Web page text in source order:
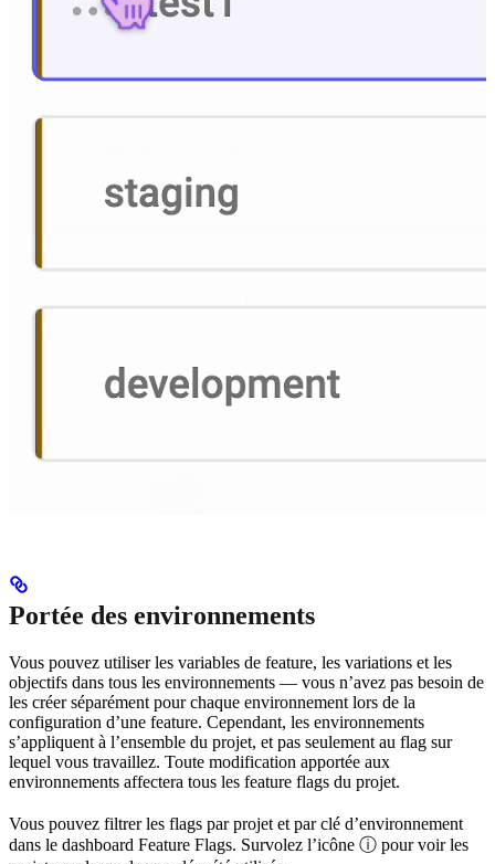
Portée des environnements
Vous pouvez utiliser les variables de feature, les variations et les
objectifs dans tous les environnements — vous n’avez pas besoin de
les créer séparément pour chaque environnement lors de la
configuration d’une feature. Cependant, les environnements
s’appliquent à l’ensemble du projet, et pas seulement au flag sur
lequel vous travaillez. Toute modification apportée aux
environnements affectera tous les feature flags du projet.
Vous pouvez filtrer les flags par projet et par clé d’environnement
dans le dashboard Feature Flags. Survolez l’icône ⓘ pour voir les